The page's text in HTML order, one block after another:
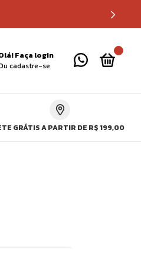
Faça login
cadastre-se
GRÁTIS A PARTIR DE R$ 199,00